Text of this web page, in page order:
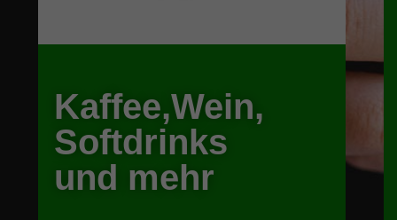
Kaffee,Wein,
Softdrinks
und mehr